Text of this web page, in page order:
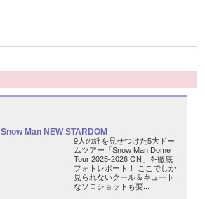
Snow Man NEW STARDOM
9人の絆を見せつけた5大ドー
ムツアー「Snow Man Dome
Tour 2025-2026 ON」を徹底
フォトレポート！ ここでしか
見られないクール＆キュート
なソロショットも要...